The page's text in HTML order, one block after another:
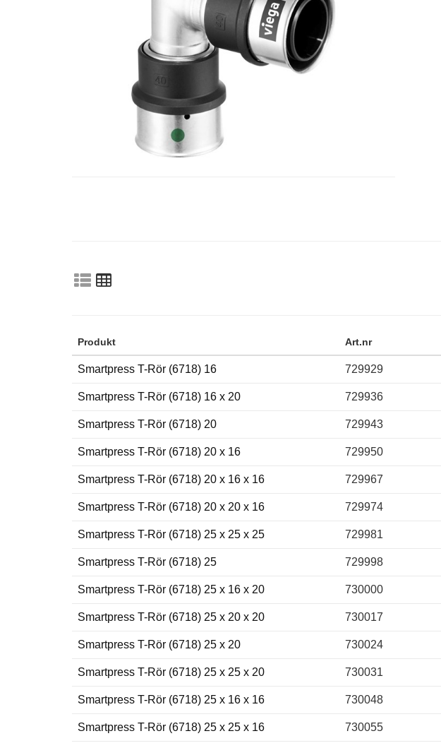
Produkt Art.nr
Smartpress T-Rör (6718) 16 729929
Smartpress T-Rör (6718) 16 x 20 729936
Smartpress T-Rör (6718) 20 729943
Smartpress T-Rör (6718) 20 x 16 729950
Smartpress T-Rör (6718) 20 x 16 x 16 729967
Smartpress T-Rör (6718) 20 x 20 x 16 729974
Smartpress T-Rör (6718) 25 x 25 x 25 729981
Smartpress T-Rör (6718) 25 729998
Smartpress T-Rör (6718) 25 x 16 x 20 730000
Smartpress T-Rör (6718) 25 x 20 x 20 730017
Smartpress T-Rör (6718) 25 x 20 730024
Smartpress T-Rör (6718) 25 x 25 x 20 730031
Smartpress T-Rör (6718) 25 x 16 x 16 730048
Smartpress T-Rör (6718) 25 x 25 x 16 730055